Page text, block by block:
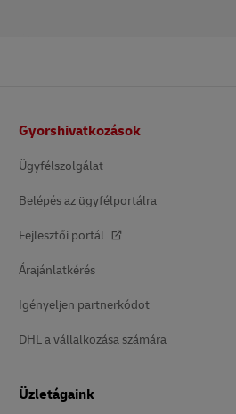
Gyorshivatkozások
Ügyfélszolgálat
Belépés az ügyfélportálra
Fejlesztői portál
Árajánlatkérés
Igényeljen partnerkódot
DHL a vállalkozása számára
Üzletágaink